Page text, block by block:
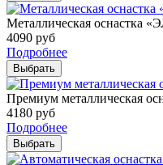
Металлическая оснастка
4090 руб
Подробнее
Выбрать
Премиум металлическая
4180 руб
Подробнее
Выбрать